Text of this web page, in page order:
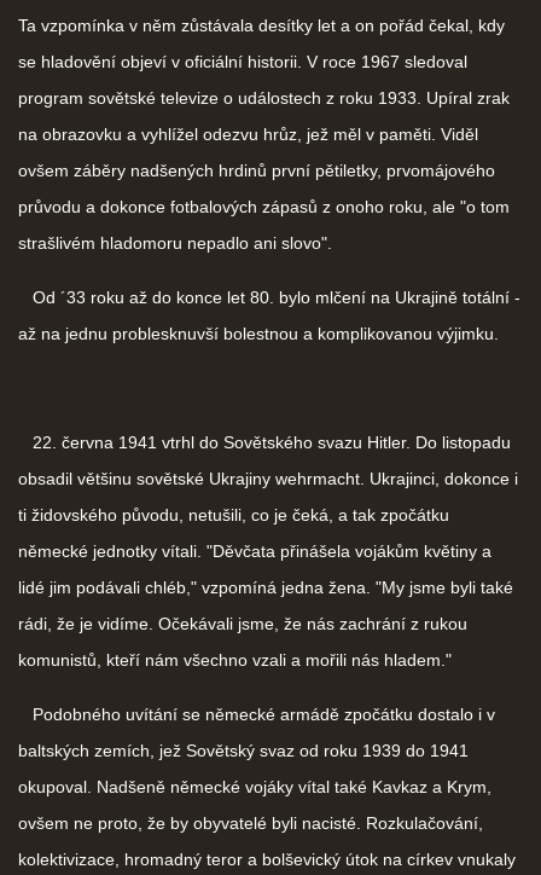
Ta vzpomínka v něm zůstávala desítky let a on pořád čekal, kdy
se hladovění objeví v oficiální historii. V roce 1967 sledoval
program sovětské televize o událostech z roku 1933. Upíral zrak
na obrazovku a vyhlížel odezvu hrůz, jež měl v paměti. Viděl
ovšem záběry nadšených hrdinů první pětiletky, prvomájového
průvodu a dokonce fotbalových zápasů z onoho roku, ale "o tom
strašlivém hladomoru nepadlo ani slovo".
Od ´33 roku až do konce let 80. bylo mlčení na Ukrajině totální -
až na jednu problesknuvší bolestnou a komplikovanou výjimku.
22. června 1941 vtrhl do Sovětského svazu Hitler. Do listopadu
obsadil většinu sovětské Ukrajiny wehrmacht. Ukrajinci, dokonce i
ti židovského původu, netušili, co je čeká, a tak zpočátku
německé jednotky vítali. "Děvčata přinášela vojákům květiny a
lidé jim podávali chléb," vzpomíná jedna žena. "My jsme byli také
rádi, že je vidíme. Očekávali jsme, že nás zachrání z rukou
komunistů, kteří nám všechno vzali a mořili nás hladem."
Podobného uvítání se německé armádě zpočátku dostalo i v
baltských zemích, jež Sovětský svaz od roku 1939 do 1941
okupoval. Nadšeně německé vojáky vítal také Kavkaz a Krym,
ovšem ne proto, že by obyvatelé byli nacisté. Rozkulačování,
kolektivizace, hromadný teror a bolševický útok na církev vnukaly